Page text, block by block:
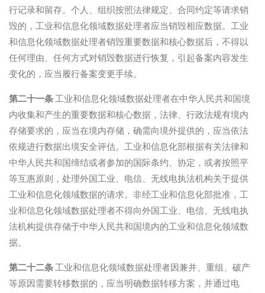
行记录和留存。个人、组织按照法律规定、合同约定等请求销
毁的，工业和信息化领域数据处理者应当销毁相应数据。工业
和信息化领域数据处理者销毁重要数据和核心数据后，不得以
任何理由、任何方式对销毁数据进行恢复，引起备案内容发生
变化的，应当履行备案变更手续。
第二十一条工业和信息化领域数据处理者在中华人民共和国境
内收集和产生的重要数据和核心数据，法律、行政法规有境内
存储要求的，应当在境内存储，确需向境外提供的，应当依法
依规进行数据出境安全评估。工业和信息化部根据有关法律和
中华人民共和国缔结或者参加的国际条约、协定，或者按照平
等互惠原则，处理外国工业、电信、无线电执法机构关于提供
工业和信息化领域数据的请求。非经工业和信息化部批准，工
业和信息化领域数据处理者不得向外国工业、电信、无线电执
法机构提供存储于中华人民共和国境内的工业和信息化领域数
据。
第二十二条工业和信息化领域数据处理者因兼并、重组、破产
等原因需要转移数据的，应当明确数据转移方案，并通过电